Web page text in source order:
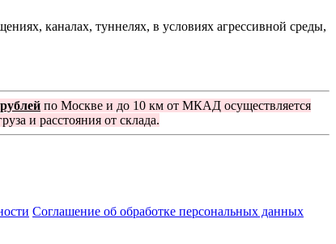
каналах, туннелях, в условиях агрессивной среды,
по Москве и до 10 км от МКАД осуществляется
и расстояния от склада.
Соглашение об обработке персональных данных